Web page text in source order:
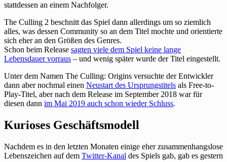
stattdessen an einem Nachfolger.
The Culling 2 beschnitt das Spiel dann allerdings um so ziemlich
alles, was dessen Community so an dem Titel mochte und orientierte
sich eher an den Größen des Genres.
Schon beim Release sagten viele dem Spiel keine lange
Lebensdauer vorraus – und wenig später wurde der Titel eingestellt.
Unter dem Namen The Culling: Origins versuchte der Entwickler
dann aber nochmal einen Neustart des Ursprungstitels als Free-to-
Play-Titel, aber nach dem Release im September 2018 war für
diesen dann im Mai 2019 auch schon wieder Schluss.
Kurioses Geschäftsmodell
Nachdem es in den letzten Monaten einige eher zusammenhangslose
Lebenszeichen auf dem Twitter-Kanal des Spiels gab, gab es gestern